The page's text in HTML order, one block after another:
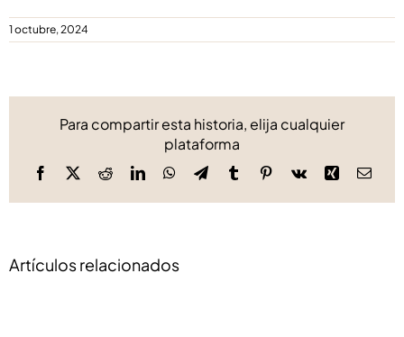
1 octubre, 2024
Para compartir esta historia, elija cualquier
plataforma
Facebook
X RedditLinkedInWhatsApp
TelegramTumblrPinterest
Vk Xing
Artículos relacionados